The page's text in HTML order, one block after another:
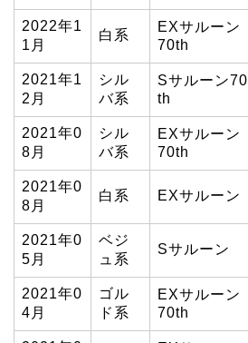
2022年1
1月
白系
EXサルーン
70th
2021年1
2月
シル
バ系
Sサルーン70
th
2021年0
8月
シル
バ系
EXサルーン
70th
2021年0
8月
白系 EXサルーン
2021年0
5月
ベジ
ュ系
Sサルーン
2021年0
4月
ゴル
ド系
EXサルーン
70th